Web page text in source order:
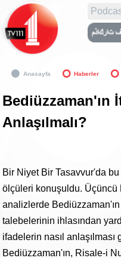
Anasayfa Haberler
Bediüzzaman'ın
Anlaşılmalı?
Bir Niyet Bir Tasavvur'da
ölçüleri konuşuldu. Üçüncü
analizlerde Bediüzzaman'ın
talebelerinin ihlasından
ifadelerin nasıl anlaşılması
Bediüzzaman'ın, Risale-i